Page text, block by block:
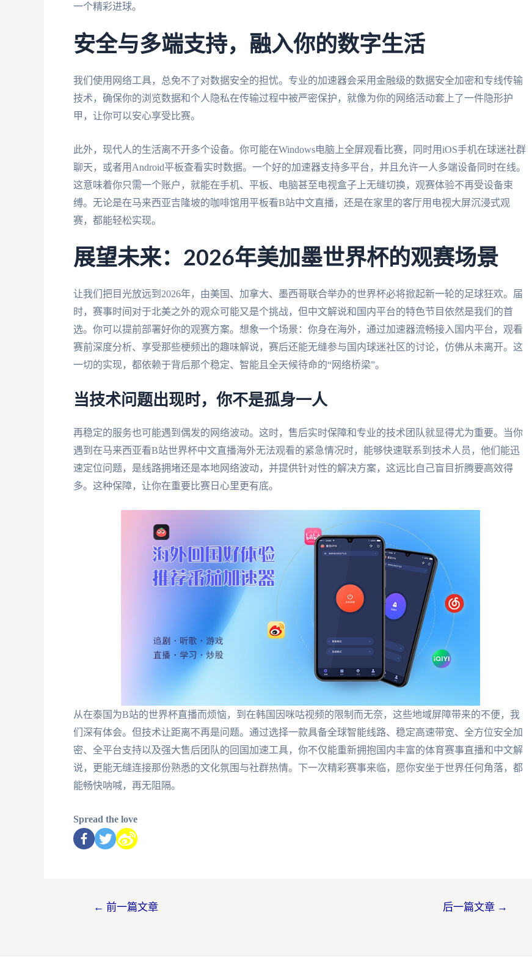
一个精彩进球。
安全与多端支持，融入你的数字生活
我们使用网络工具，总免不了对数据安全的担忧。专业的加速器会采用金融级的数据安全加密和专线传输
技术，确保你的浏览数据和个人隐私在传输过程中被严密保护，就像为你的网络活动套上了一件隐形护
甲，让你可以安心享受比赛。
此外，现代人的生活离不开多个设备。你可能在Windows电脑上全屏观看比赛，同时用iOS手机在球迷社群
聊天，或者用Android平板查看实时数据。一个好的加速器支持多平台，并且允许一人多端设备同时在线。
这意味着你只需一个账户，就能在手机、平板、电脑甚至电视盒子上无缝切换，观赛体验不再受设备束
缚。无论是在马来西亚吉隆坡的咖啡馆用平板看B站中文直播，还是在家里的客厅用电视大屏沉浸式观
赛，都能轻松实现。
展望未来：2026年美加墨世界杯的观赛场景
让我们把目光放远到2026年，由美国、加拿大、墨西哥联合举办的世界杯必将掀起新一轮的足球狂欢。届
时，赛事时间对于北美之外的观众可能又是个挑战，但中文解说和国内平台的特色节目依然是我们的首
选。你可以提前部署好你的观赛方案。想象一个场景：你身在海外，通过加速器流畅接入国内平台，观看
赛前深度分析、享受那些梗频出的趣味解说，赛后还能无缝参与国内球迷社区的讨论，仿佛从未离开。这
一切的实现，都依赖于背后那个稳定、智能且全天候待命的“网络桥梁”。
当技术问题出现时，你不是孤身一人
再稳定的服务也可能遇到偶发的网络波动。这时，售后实时保障和专业的技术团队就显得尤为重要。当你
遇到在马来西亚看B站世界杯中文直播海外无法观看的紧急情况时，能够快速联系到技术人员，他们能迅
速定位问题，是线路拥堵还是本地网络波动，并提供针对性的解决方案，这远比自己盲目折腾要高效得
多。这种保障，让你在重要比赛日心里更有底。
从在泰国为B站的世界杯直播而烦恼，到在韩国因咪咕视频的限制而无奈，这些地域屏障带来的不便，我
们深有体会。但技术让距离不再是问题。通过选择一款具备全球智能线路、稳定高速带宽、全方位安全加
密、全平台支持以及强大售后团队的回国加速工具，你不仅能重新拥抱国内丰富的体育赛事直播和中文解
说，更能无缝连接那份熟悉的文化氛围与社群热情。下一次精彩赛事来临，愿你安坐于世界任何角落，都
能畅快呐喊，再无阻隔。
Spread the love
← 前一篇文章 后一篇文章 →